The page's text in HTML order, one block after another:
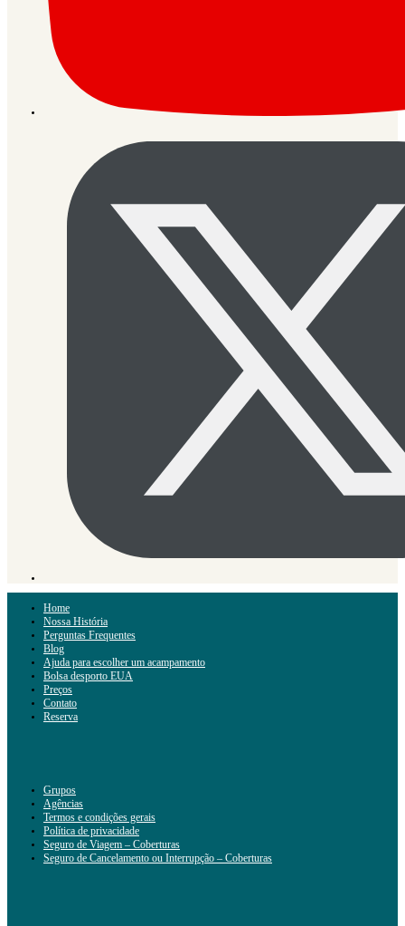
Home
Nossa História
Perguntas Frequentes
Blog
Ajuda para escolher um acampamento
Bolsa desporto EUA
Preços
Contato
Reserva
Grupos
Agências
Termos e condições gerais
Política de privacidade
Seguro de Viagem – Coberturas
Seguro de Cancelamento ou Interrupção – Coberturas